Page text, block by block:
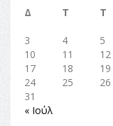
Δ
Τ Τ
3
4 5
10
11 12
17
18 19
24
25 26
31
« Ιούλ